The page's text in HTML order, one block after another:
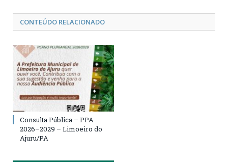
CONTEÚDO RELACIONADO
Consulta Pública – PPA
2026–2029 – Limoeiro do
Ajuru/PA